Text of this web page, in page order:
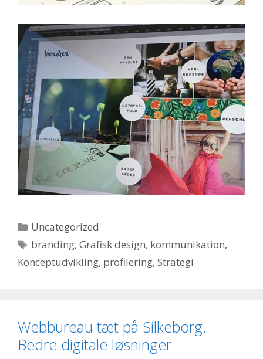
Kategorier
Uncategorized
Tags
branding,Grafisk design, kommunikation,
Konceptudvikling, profilering, Strategi
Webbureau tæt på Silkeborg.
Bedre digitale løsninger